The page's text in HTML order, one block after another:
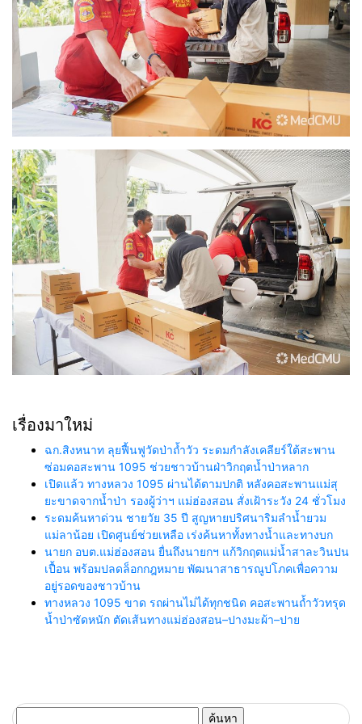
เรื่องมาใหม่
ฉก.สิงหนาท ลุยฟื้นฟูวัดป่าถ้ำวัว ระดมกำลังเคลียร์ใต้สะพาน
ซ่อมคอสะพาน 1095 ช่วยชาวบ้านฝ่าวิกฤตน้ำป่าหลาก
เปิดแล้ว ทางหลวง 1095 ผ่านได้ตามปกติ หลังคอสะพานแม่สุ
ยะขาดจากน้ำป่า รองผู้ว่าฯ แม่ฮ่องสอน สั่งเฝ้าระวัง 24 ชั่วโมง
ระดมค้นหาด่วน ชายวัย 35 ปี สูญหายปริศนาริมลำน้ำยวม
แม่ลาน้อย เปิดศูนย์ช่วยเหลือ เร่งค้นหาทั้งทางน้ำและทางบก
นายก อบต.แม่ฮ่องสอน ยื่นถึงนายกฯ แก้วิกฤตแม่น้ำสาละวินปน
เปื้อน พร้อมปลดล็อกกฎหมาย พัฒนาสาธารณูปโภคเพื่อความ
อยู่รอดของชาวบ้าน
ทางหลวง 1095 ขาด รถผ่านไม่ได้ทุกชนิด คอสะพานถ้ำวัวทรุด
น้ำป่าซัดหนัก ตัดเส้นทางแม่ฮ่องสอน–ปางมะผ้า–ปาย